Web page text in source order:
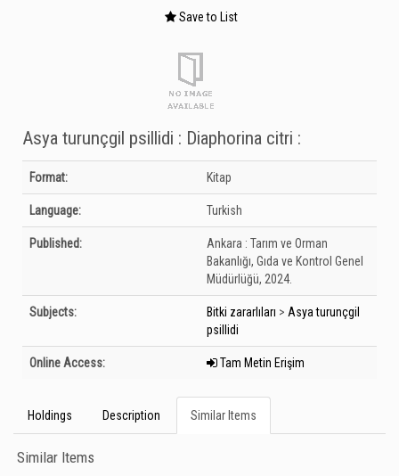
Save to List
Asya turunçgil psillidi : Diaphorina citri :
Bibliographic Details
Format: Kitap
Language: Turkish
Published: Ankara : Tarım ve Orman
Bakanlığı, Gıda ve Kontrol Genel
Müdürlüğü, 2024.
Subjects: Bitki zararlıları > Asya turunçgil
psillidi
Online Access: Tam Metin Erişim
Holdings Description Similar Items
Similar Items